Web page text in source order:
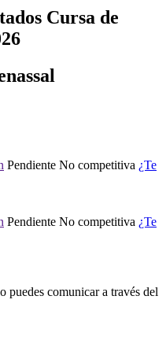
Cursa de
Pendiente No competitiva ¿Te
Pendiente No competitiva ¿Te
puedes comunicar a través del